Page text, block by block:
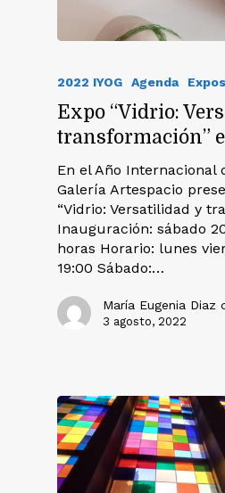
2022 IYOG Agenda
Expo “Vidrio:
transformación”
En el Año Internacional
Galería Artespacio
“Vidrio: Versatilidad y
Inauguración: sábado
horas Horario: lunes
19:00 Sábado:…
María Eugenia Diaz
3 agosto, 2022